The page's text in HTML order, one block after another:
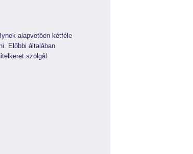
alapvetően kétféle
Előbbi általában
szolgál